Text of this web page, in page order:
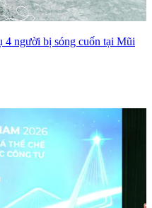
4 người bị sóng cuốn tại Mũi